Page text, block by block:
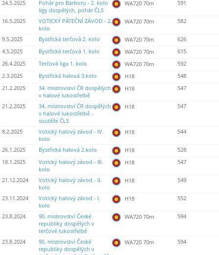
24.5.2025
Pohár pro Barboru - 2. kolo
ligy dospělých, pohár ČLS
WA720 70m 591
16.5.2025
VOTICKÝ PÁTEČNÍ ZÁVOD - 2.
kolo
WA720 70m 582
9.5.2025 Bystřická terčová 2. kolo WA720 70m
626
4.5.2025
Bystřická terčová 1. kolo WA720 70m
615
26.4.2025
Terčová liga 1. kolo WA720 70m
592
2.3.2025
Bystřická halová 3.kolo H18
548
21.2.2025
34. mistrovství ČR dospělých
v halové lukostřelbě
H18 547
21.2.2025
34. mistrovství ČR dospělých
v halové lukostřelbě -
soutěže ČLS
H18 547
8.2.2025
Votický halový závod - IV.
kolo
H18 544
26.1.2025 Bystřická halová 2.kolo H18
528
18.1.2025
Votický halový závod - III.
kolo
H18 547
21.12.2024
Votický halový závod - II.
kolo
H18 549
23.11.2024
Votický halový závod - I.
kolo
H18 552
23.8.2024
90. mistrovství České
republiky dospělých v
terčové lukostřelbě
WA720 70m 594
23.8.2024
90. mistrovství České
republiky dospělých v
WA720 70m 594